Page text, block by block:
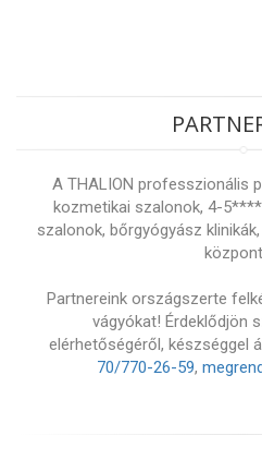
A THALION professzionális
kozmetikai szalonok, 4-
szalonok, bőrgyógyász
Partnereink országszerte
vágyókat! Érdeklődjön
elérhetőségéről, készséggel
70/770-26-59,